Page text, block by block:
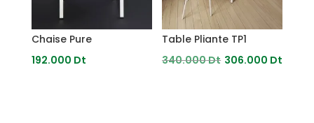
Chaise Pure
192.000 Dt
Table Pliante TP1
340.000Dt Le
306.000 Dt